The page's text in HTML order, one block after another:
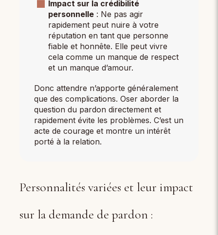
Impact sur la crédibilité
personnelle: Ne pas agir
rapidement peut nuire à votre
réputation en tant que personne
fiable et honnête. Elle peut vivre
cela comme un manque de respect
et un manque d’amour.
Donc attendre n’apporte généralement
que des complications. Oser aborder la
question du pardon directement et
rapidement évite les problèmes. C’est un
acte de courage et montre un intérêt
porté à la relation.
Personnalités variées et leur impact
sur la demande de pardon :